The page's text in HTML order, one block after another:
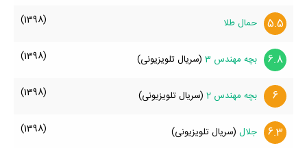
5.5 حمال طلا (1398)
6.8 بچه مهندس 3 (سریال تلویزیونی) (1398)
6 بچه مهندس 2 (سریال تلویزیونی) (1398)
6.3 جلال (سریال تلویزیونی) (1398)